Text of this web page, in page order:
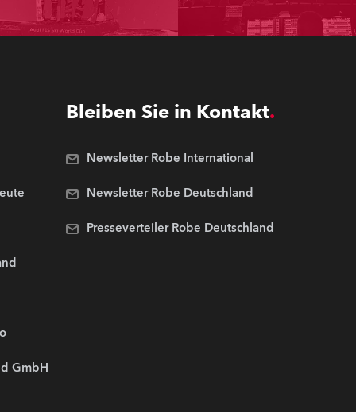
GmbH
Bleiben Sie in Kontakt
Newsletter Robe International
Newsletter Robe Deutschland
Presseverteiler Robe Deutschland